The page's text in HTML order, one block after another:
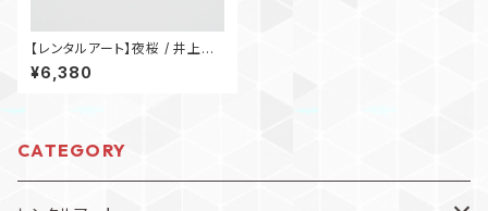
【レンタルアート】夜桜 / 井上律
子
¥6,380
CATEGORY